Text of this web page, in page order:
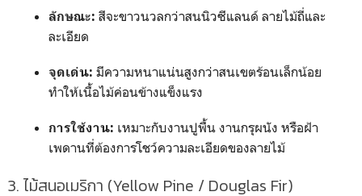
ลักษณะ: สีจะขาวนวลกว่าสนนิวซีแลนด์ ลายไม้ถี่และ
ละเอียด
จุดเด่น: มีความหนาแน่นสูงกว่าสนเขตร้อนเล็กน้อย
ทำให้เนื้อไม้ค่อนข้างแข็งแรง
การใช้งาน: เหมาะกับงานปูพื้น งานกรุผนัง หรือฝ้า
เพดานที่ต้องการโชว์ความละเอียดของลายไม้
3. ไม้สนอเมริกา (Yellow Pine / Douglas Fir)